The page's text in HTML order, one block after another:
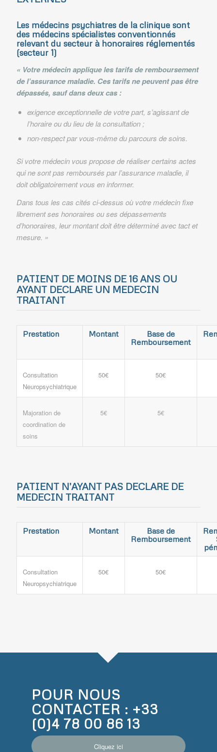
Les médecins psychiatres de la clinique sont
des médecins spécialistes conventionnés
relevant du secteur à honoraires réglementés
(secteur 1)
« Votre médecin applique les tarifs de remboursement
de l’assurance maladie. Ces tarifs ne peuvent pas être
dépassés, sauf dans deux cas :
exigence exceptionnelle de votre part, s’agissant de
l’horaire ou du lieu de la consultation ;
non-respect par vous-même du parcours de soins.
Si votre médecin vous propose de réaliser certains actes
qui ne sont pas remboursés par l’assurance maladie, il
doit obligatoirement vous en informer.
Dans tous les cas cités ci-dessus où votre médecin fixe
librement ses honoraires ou ses dépassements
d’honoraires, leur montant doit être déterminé avec tact et
mesure. »
PATIENT DE MOINS DE 16 ANS OU
AYANT DECLARE UN MEDECIN
TRAITANT
Prestation Montant
Base de
Remboursement
Consultation
Neuropsychiatrique
50€ 50€
Majoration de
coordination de
soins
5€ 5€
PATIENT N’AYANT PAS DECLARE DE
MEDECIN TRAITANT
Prestation Montant
Base de
Remboursement
Consultation
Neuropsychiatrique
50€ 50€
POUR NOUS
CONTACTER : +33
(0)4 78 00 86 13
Cliquez ici